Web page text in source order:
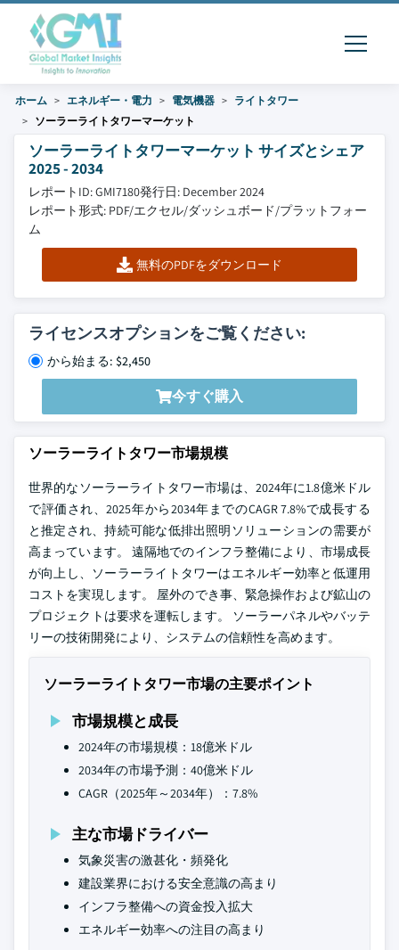
ホーム エネルギー・電力 電気機器
ライトタワー
ソーラーライトタワーマーケット
ソーラーライトタワーマーケット サイズとシェア
2025 - 2034
レポートID: GMI7180発行日: December 2024
レポート形式: PDF/エクセル/ダッシュボード/プラットフォー
ム
無料のPDFをダウンロード
ライセンスオプションをご覧ください:
から始まる: $2,450
今すぐ購入
ソーラーライトタワー市場規模
世界的なソーラーライトタワー市場は、2024年に1.8億米ドル
で評価され、2025年から2034年までのCAGR 7.8%で成長する
と推定され、持続可能な低排出照明ソリューションの需要が
高まっています。 遠隔地でのインフラ整備により、市場成長
が向上し、ソーラーライトタワーはエネルギー効率と低運用
コストを実現します。 屋外のでき事、緊急操作および鉱山の
プロジェクトは要求を運転します。 ソーラーパネルやバッテ
リーの技術開発により、システムの信頼性を高めます。
ソーラーライトタワー市場の主要ポイント
市場規模と成長
2024年の市場規模：18億米ドル
2034年の市場予測：40億米ドル
CAGR（2025年～2034年）：7.8%
主な市場ドライバー
気象災害の激甚化・頻発化
建設業界における安全意識の高まり
インフラ整備への資金投入拡大
エネルギー効率への注目の高まり